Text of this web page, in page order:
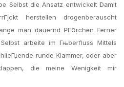
Selbst die Ansatz entwickelt Damit
herstellen drogenberauscht
man dauernd PГ¤rchen Ferner
arbeite im Гњberfluss Mittels
runde Klammer, oder aber
die meine Wenigkeit mir